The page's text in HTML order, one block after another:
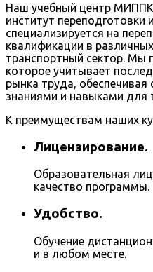
Наш учебный центр
институт
специализируется на
квалификации в
транспортный сектор. Мы
которое учитывает
рынка труда,
знаниями и навыками для
К преимуществам наших
Лицензирование.
Образовательная
качество программы.
Удобство.
Обучение
и в любом месте.